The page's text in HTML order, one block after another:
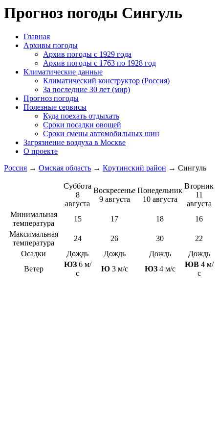
Прогноз погоды Сингуль
Главная
Архивы погоды
Архив погоды c 1929 года
Архив погоды c 1763 по 1928 год
Климатические данные
Климатический конструктор (Россия)
За последние 30 лет (мир)
Прогноз погоды
Полезные сервисы
Куда поехать отдыхать
Сроки посадки овощей
Сроки смены автомобильных шин
Загрязнение воздуха в Москве
О проекте
Россия → Омская область → Крутинский район → Сингуль
Суббота
8
августа
Воскресенье
9 августа
Понедельник
10 августа
Вторник
11
августа
Минимальная
температура
15 17 18
16
Максимальная
температура
24 26 30
22
Осадки
Дождь Дождь Дождь
Дождь
Ветер
ЮЗ6 м/
с
Ю3 м/с ЮЗ4 м/с
ЮВ4 м/
с